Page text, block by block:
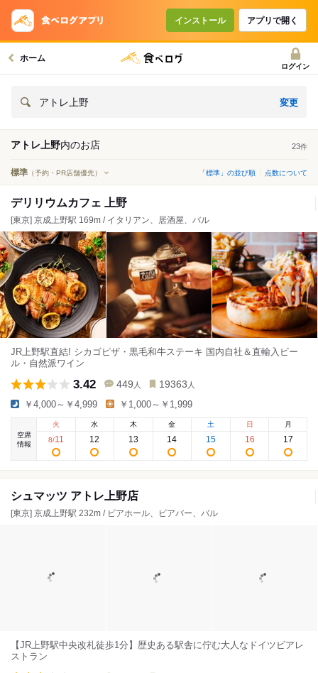
インストール アプリで開く
ホーム
ログイン
アトレ上野 変更
アトレ上野内のお店 23件
標準 （予約・PR店舗優先） 「標準」の並び順 点数について
デリリウムカフェ 上野
[東京] 京成上野駅 169m / イタリアン、居酒屋、バル
JR上野駅直結! シカゴピザ・黒毛和牛ステーキ 国内自社＆直輸入ビー
ル・自然派ワイン
3.42 449 人 19363 人
￥4,000～￥4,999 ￥1,000～￥1,999
空席
情報
火
8/11
水
12
木
13
金
14
土
15
日
16
月
17
シュマッツ アトレ上野店
[東京] 京成上野駅 232m / ビアホール、ビアバー、バル
【JR上野駅中央改札徒歩1分】歴史ある駅舎に佇む大人なドイツビアレ
ストラン